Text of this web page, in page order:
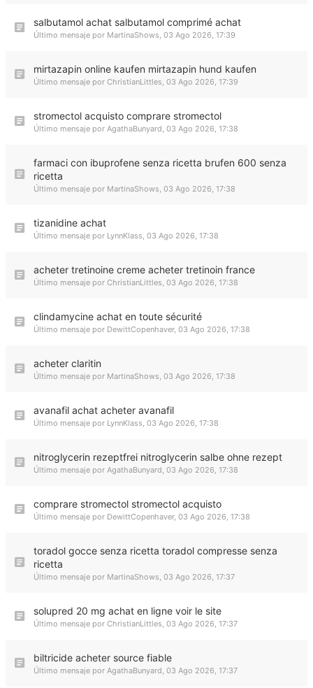
salbutamol achat salbutamol comprimé achat
Último mensaje por MartinaShows, 03 Ago 2026, 17:39
mirtazapin online kaufen mirtazapin hund kaufen
Último mensaje por ChristianLittles, 03 Ago 2026, 17:39
stromectol acquisto comprare stromectol
Último mensaje por AgathaBunyard, 03 Ago 2026, 17:38
farmaci con ibuprofene senza ricetta brufen 600 senza
ricetta
Último mensaje por MartinaShows, 03 Ago 2026, 17:38
tizanidine achat
Último mensaje por LynnKlass, 03 Ago 2026, 17:38
acheter tretinoine creme acheter tretinoin france
Último mensaje por ChristianLittles, 03 Ago 2026, 17:38
clindamycine achat en toute sécurité
Último mensaje por DewittCopenhaver, 03 Ago 2026, 17:38
acheter claritin
Último mensaje por MartinaShows, 03 Ago 2026, 17:38
avanafil achat acheter avanafil
Último mensaje por LynnKlass, 03 Ago 2026, 17:38
nitroglycerin rezeptfrei nitroglycerin salbe ohne rezept
Último mensaje por AgathaBunyard, 03 Ago 2026, 17:38
comprare stromectol stromectol acquisto
Último mensaje por DewittCopenhaver, 03 Ago 2026, 17:38
toradol gocce senza ricetta toradol compresse senza
ricetta
Último mensaje por MartinaShows, 03 Ago 2026, 17:37
solupred 20 mg achat en ligne voir le site
Último mensaje por ChristianLittles, 03 Ago 2026, 17:37
biltricide acheter source fiable
Último mensaje por AgathaBunyard, 03 Ago 2026, 17:37